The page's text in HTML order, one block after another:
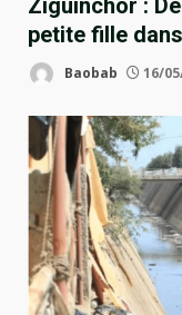
Ziguinchor :
petite fille
Baobab 16/